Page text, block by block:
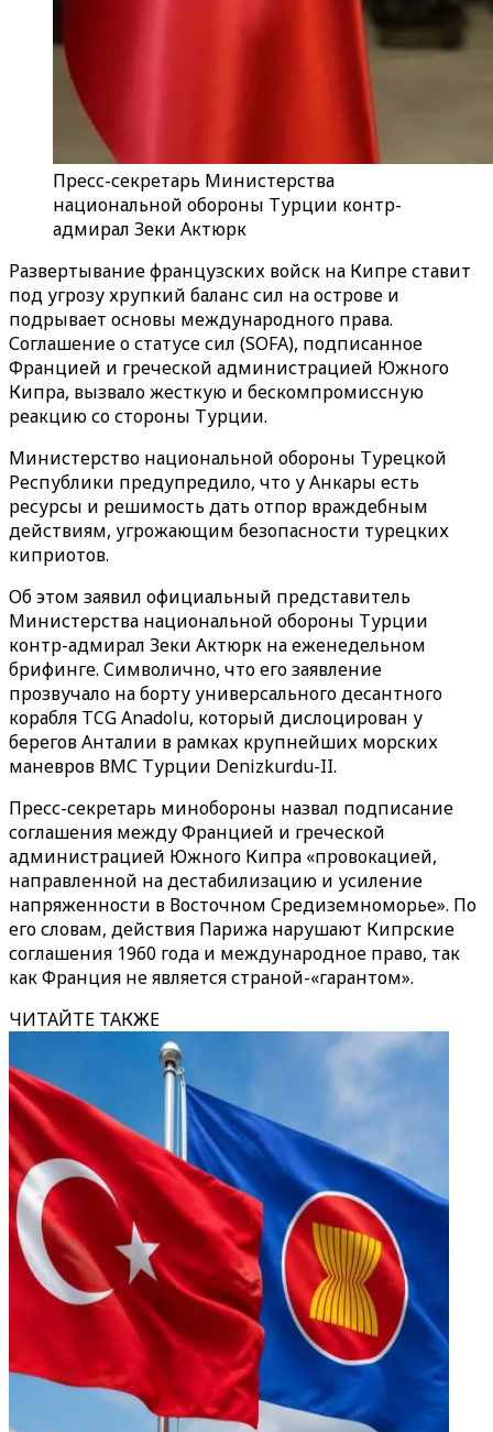
Пресс-секретарь Министерства
национальной обороны Турции контр-
адмирал Зеки Актюрк
Развертывание французских войск на Кипре ставит
под угрозу хрупкий баланс сил на острове и
подрывает основы международного права.
Соглашение о статусе сил (SOFA), подписанное
Францией и греческой администрацией Южного
Кипра, вызвало жесткую и бескомпромиссную
реакцию со стороны Турции.
Министерство национальной обороны Турецкой
Республики предупредило, что у Анкары есть
ресурсы и решимость дать отпор враждебным
действиям, угрожающим безопасности турецких
киприотов.
Об этом заявил официальный представитель
Министерства национальной обороны Турции
контр-адмирал Зеки Актюрк на еженедельном
брифинге. Символично, что его заявление
прозвучало на борту универсального десантного
корабля TCG Anadolu, который дислоцирован у
берегов Анталии в рамках крупнейших морских
маневров ВМС Турции Denizkurdu-II.
Пресс-секретарь минобороны назвал подписание
соглашения между Францией и греческой
администрацией Южного Кипра «провокацией,
направленной на дестабилизацию и усиление
напряженности в Восточном Средиземноморье». По
его словам, действия Парижа нарушают Кипрские
соглашения 1960 года и международное право, так
как Франция не является страной-«гарантом».
ЧИТАЙТЕ ТАКЖЕ